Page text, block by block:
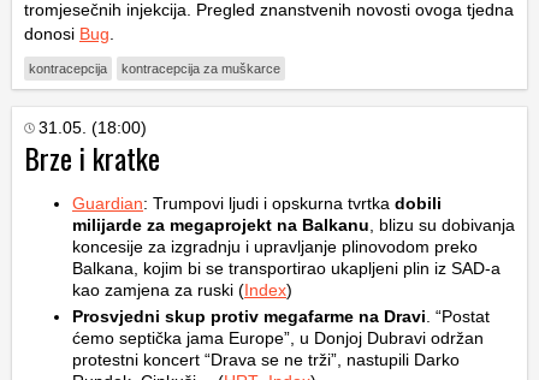
tromjesečnih injekcija. Pregled znanstvenih novosti ovoga tjedna
donosi Bug.
kontracepcija kontracepcija za muškarce
31.05. (18:00)
Brze i kratke
Guardian: Trumpovi ljudi i opskurna tvrtka dobili
milijarde za megaprojekt na Balkanu, blizu su dobivanja
koncesije za izgradnju i upravljanje plinovodom preko
Balkana, kojim bi se transportirao ukapljeni plin iz SAD-a
kao zamjena za ruski (Index)
Prosvjedni skup protiv megafarme na Dravi. “Postat
ćemo septička jama Europe”, u Donjoj Dubravi održan
protestni koncert “Drava se ne trži”, nastupili Darko